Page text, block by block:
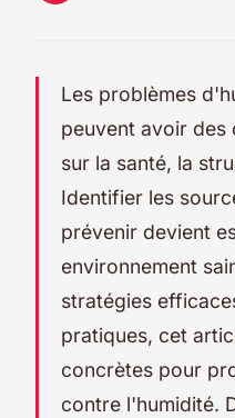
Les problèmes
peuvent avoir des
sur la santé, la
Identifier les
prévenir devient
environnement
stratégies
pratiques, cet
concrètes pour
contre l'humidité.